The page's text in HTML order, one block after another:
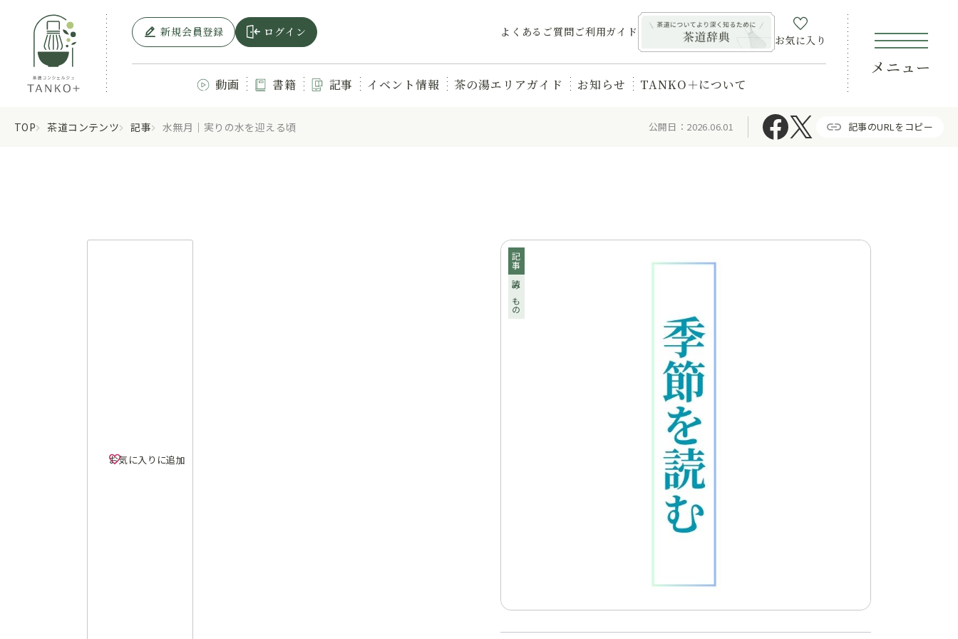
新規会員登録 ログイン よくあるご質問ご利用ガイド
お気に入り
メニュー
動画 書籍 記事 イベント情報 茶の湯エリアガイド お知らせ TANKO＋について
TOP 茶道コンテンツ 記事 水無月｜実りの水を迎える頃 公開日：2026.06.01 記事のURLをコピー
お気に入りに追加
記事
読みもの